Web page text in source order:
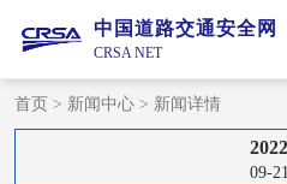
中国道路交通安全网
CRSA NET
首页 > 新闻中心 > 新闻详情
2022
09-21